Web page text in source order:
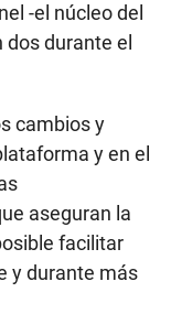
-el núcleo del
durante el
cambios y
y en el
aseguran la
facilitar
y durante más